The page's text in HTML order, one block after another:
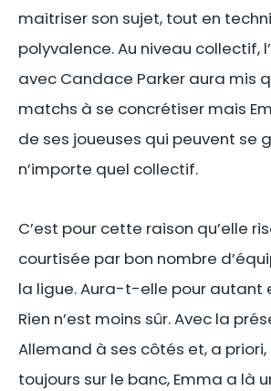
maitriser son sujet, tout en
polyvalence. Au niveau collectif,
avec Candace Parker aura mis
matchs à se concrétiser mais
de ses joueuses qui peuvent se
n’importe quel collectif.
C’est pour cette raison qu’elle
courtisée par bon nombre
la ligue. Aura-t-elle pour autant
Rien n’est moins sûr. Avec la
Allemand à ses côtés et, a priori,
toujours sur le banc, Emma a là